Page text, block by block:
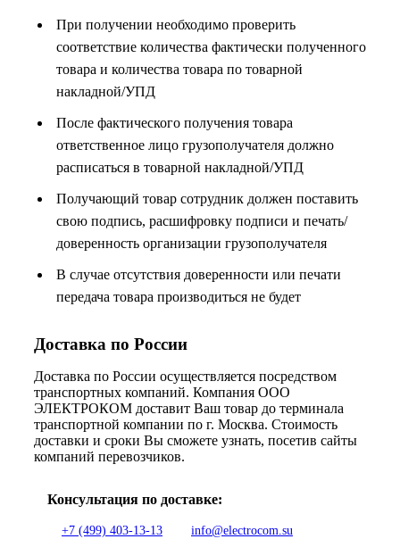
При получении необходимо проверить
соответствие количества фактически полученного
товара и количества товара по товарной
накладной/УПД
После фактического получения товара
ответственное лицо грузополучателя должно
расписаться в товарной накладной/УПД
Получающий товар сотрудник должен поставить
свою подпись, расшифровку подписи и печать/
доверенность организации грузополучателя
В случае отсутствия доверенности или печати
передача товара производиться не будет
Доставка по России
Доставка по России осуществляется посредством
транспортных компаний. Компания ООО
ЭЛЕКТРОКОМ доставит Ваш товар до терминала
транспортной компании по г. Москва. Стоимость
доставки и сроки Вы сможете узнать, посетив сайты
компаний перевозчиков.
Консультация по доставке:
+7 (499) 403-13-13 info@electrocom.su